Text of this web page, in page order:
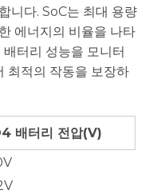
니다. SoC는 최대 용량
에너지의 비율을 나타
터리 성능을 모니터
최적의 작동을 보장하
배터리 전압(V)